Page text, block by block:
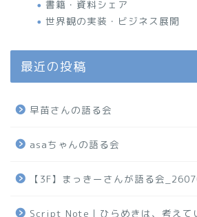
書籍・資料シェア
世界観の実装・ビジネス展開
最近の投稿
早苗さんの語る会
asaちゃんの語る会
【3F】まっきーさんが語る会
Script Note｜ひらめきは、考えて